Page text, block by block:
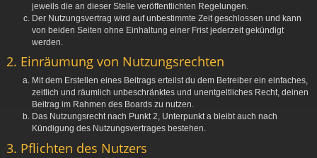
jeweils die an dieser Stelle veröffentlichten Regelungen.
Der Nutzungsvertrag wird auf unbestimmte Zeit geschlossen und kann
von beiden Seiten ohne Einhaltung einer Frist jederzeit gekündigt
werden.
2. Einräumung von Nutzungsrechten
Mit dem Erstellen eines Beitrags erteilst du dem Betreiber ein einfaches,
zeitlich und räumlich unbeschränktes und unentgeltliches Recht, deinen
Beitrag im Rahmen des Boards zu nutzen.
Das Nutzungsrecht nach Punkt 2, Unterpunkt a bleibt auch nach
Kündigung des Nutzungsvertrages bestehen.
3. Pflichten des Nutzers